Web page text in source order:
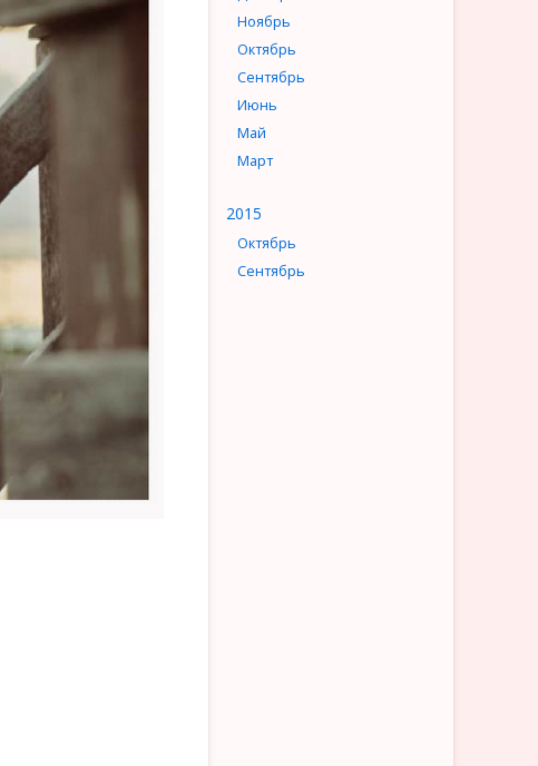
Ноябрь
Октябрь
Сентябрь
Июнь
Май
Март
2015
Октябрь
Сентябрь